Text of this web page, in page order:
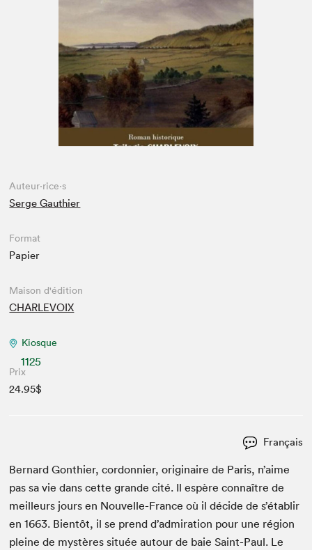
Espace médias
Auteur·rice·s
Serge Gauthier
Format
Papier
Maison d'édition
CHARLEVOIX
Kiosque
1125
Prix
24.95$
Français
Bernard Gonthi­er, cor­don­nier, orig­i­naire de Paris, n’aime
pas sa vie dans cette grande cité. Il espère con­naître de
meilleurs jours en Nou­velle-France où il décide de s’établir
en1663. Bien­tôt, il se prend d’ad­mi­ra­tion pour une région
pleine de mys­tères située autour de baie Saint-Paul. Le